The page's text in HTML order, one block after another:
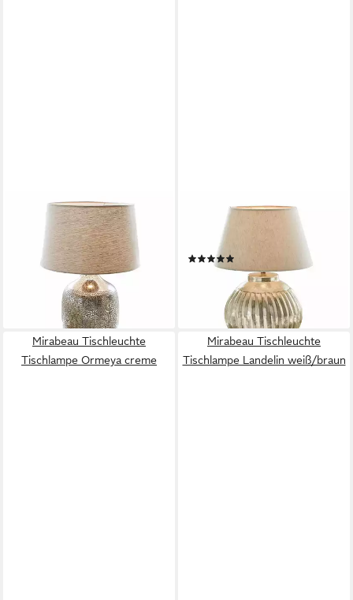
MIRABEAU
Tischleuchte Tischlampe
Leonarda antiksilber/creme
148,00 €
lieferbar - in 4-5 Werktagen bei dir
MIRABEAU
Tischleuchte Tischlampe
Lillemor antiksilber/creme
94,95 € UVP104,95 €
lieferbar - in 4-5 Werktagen bei dir
Mirabeau Tischleuchte
Tischlampe Ormeya creme
Mirabeau Tischleuchte
Tischlampe Landelin weiß/braun